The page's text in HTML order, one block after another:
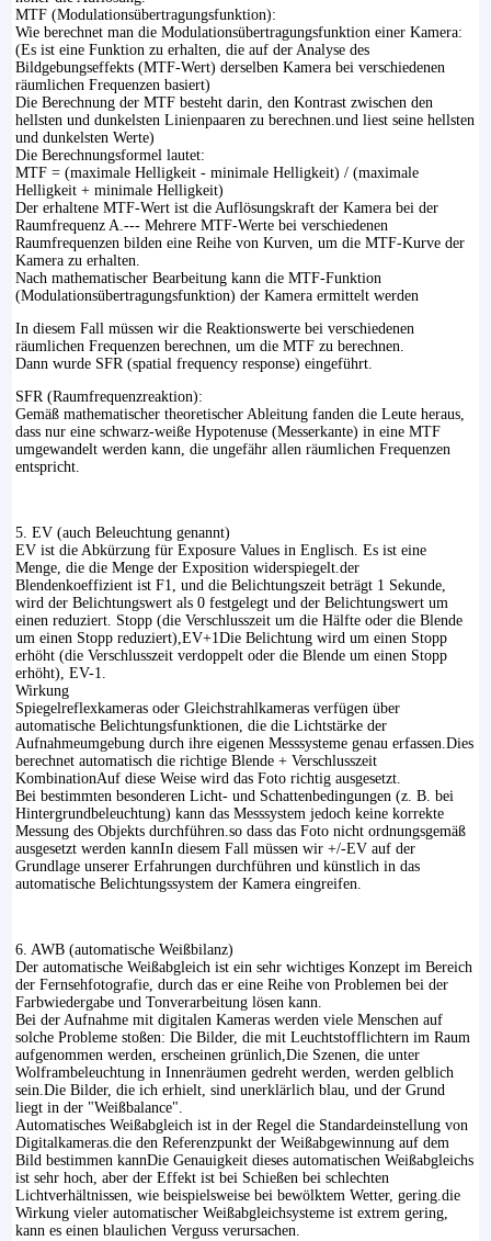
MTF (Modulationsübertragungsfunktion):
Wie berechnet man die Modulationsübertragungsfunktion einer Kamera:
(Es ist eine Funktion zu erhalten, die auf der Analyse des
Bildgebungseffekts (MTF-Wert) derselben Kamera bei verschiedenen
räumlichen Frequenzen basiert)
Die Berechnung der MTF besteht darin, den Kontrast zwischen den
hellsten und dunkelsten Linienpaaren zu berechnen.und liest seine hellsten
und dunkelsten Werte)
Die Berechnungsformel lautet:
MTF = (maximale Helligkeit - minimale Helligkeit) / (maximale
Helligkeit + minimale Helligkeit)
Der erhaltene MTF-Wert ist die Auflösungskraft der Kamera bei der
Raumfrequenz A.--- Mehrere MTF-Werte bei verschiedenen
Raumfrequenzen bilden eine Reihe von Kurven, um die MTF-Kurve der
Kamera zu erhalten.
Nach mathematischer Bearbeitung kann die MTF-Funktion
(Modulationsübertragungsfunktion) der Kamera ermittelt werden
In diesem Fall müssen wir die Reaktionswerte bei verschiedenen
räumlichen Frequenzen berechnen, um die MTF zu berechnen.
Dann wurde SFR (spatial frequency response) eingeführt.
SFR (Raumfrequenzreaktion):
Gemäß mathematischer theoretischer Ableitung fanden die Leute heraus,
dass nur eine schwarz-weiße Hypotenuse (Messerkante) in eine MTF
umgewandelt werden kann, die ungefähr allen räumlichen Frequenzen
entspricht.
5. EV (auch Beleuchtung genannt)
EV ist die Abkürzung für Exposure Values in Englisch. Es ist eine
Menge, die die Menge der Exposition widerspiegelt.der
Blendenkoeffizient ist F1, und die Belichtungszeit beträgt 1 Sekunde,
wird der Belichtungswert als 0 festgelegt und der Belichtungswert um
einen reduziert. Stopp (die Verschlusszeit um die Hälfte oder die Blende
um einen Stopp reduziert),EV+1Die Belichtung wird um einen Stopp
erhöht (die Verschlusszeit verdoppelt oder die Blende um einen Stopp
erhöht), EV-1.
Wirkung
Spiegelreflexkameras oder Gleichstrahlkameras verfügen über
automatische Belichtungsfunktionen, die die Lichtstärke der
Aufnahmeumgebung durch ihre eigenen Messsysteme genau erfassen.Dies
berechnet automatisch die richtige Blende + Verschlusszeit
KombinationAuf diese Weise wird das Foto richtig ausgesetzt.
Bei bestimmten besonderen Licht- und Schattenbedingungen (z. B. bei
Hintergrundbeleuchtung) kann das Messsystem jedoch keine korrekte
Messung des Objekts durchführen.so dass das Foto nicht ordnungsgemäß
ausgesetzt werden kannIn diesem Fall müssen wir +/-EV auf der
Grundlage unserer Erfahrungen durchführen und künstlich in das
automatische Belichtungssystem der Kamera eingreifen.
6. AWB (automatische Weißbilanz)
Der automatische Weißabgleich ist ein sehr wichtiges Konzept im Bereich
der Fernsehfotografie, durch das er eine Reihe von Problemen bei der
Farbwiedergabe und Tonverarbeitung lösen kann.
Bei der Aufnahme mit digitalen Kameras werden viele Menschen auf
solche Probleme stoßen: Die Bilder, die mit Leuchtstofflichtern im Raum
aufgenommen werden, erscheinen grünlich,Die Szenen, die unter
Wolframbeleuchtung in Innenräumen gedreht werden, werden gelblich
sein.Die Bilder, die ich erhielt, sind unerklärlich blau, und der Grund
liegt in der "Weißbalance".
Automatisches Weißabgleich ist in der Regel die Standardeinstellung von
Digitalkameras.die den Referenzpunkt der Weißabgewinnung auf dem
Bild bestimmen kannDie Genauigkeit dieses automatischen Weißabgleichs
ist sehr hoch, aber der Effekt ist bei Schießen bei schlechten
Lichtverhältnissen, wie beispielsweise bei bewölktem Wetter, gering.die
Wirkung vieler automatischer Weißabgleichsysteme ist extrem gering,
kann es einen blaulichen Verguss verursachen.